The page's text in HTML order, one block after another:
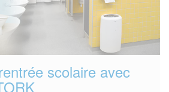
scolaire avec